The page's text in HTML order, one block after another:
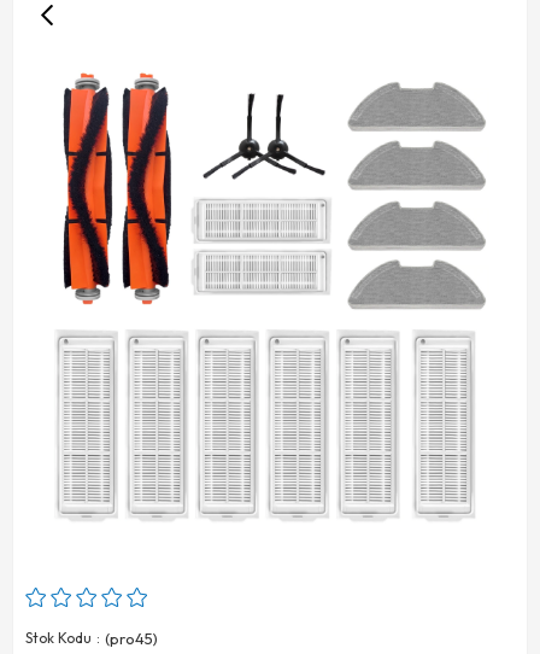
Stok Kodu
(pro45)